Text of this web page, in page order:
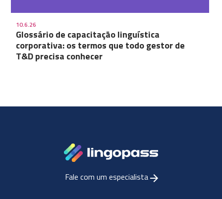
10.6.26
Glossário de capacitação linguística
corporativa: os termos que todo gestor de
T&D precisa conhecer
Fale com um especialista